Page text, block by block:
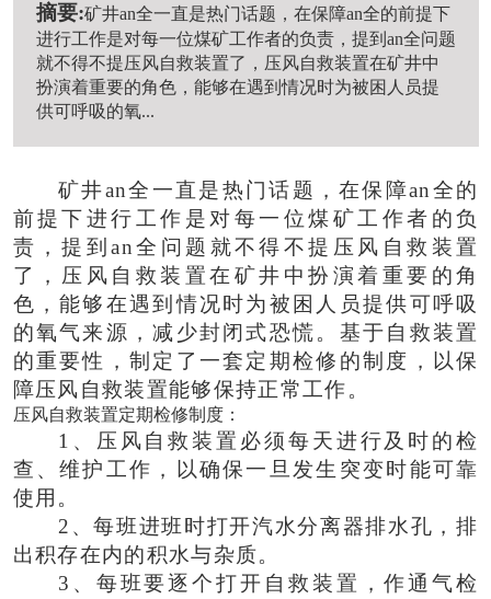
摘要:矿井an全一直是热门话题，在保障an全的前提下
进行工作是对每一位煤矿工作者的负责，提到an全问题
就不得不提压风自救装置了，压风自救装置在矿井中
扮演着重要的角色，能够在遇到情况时为被困人员提
供可呼吸的氧...
矿井an全一直是热门话题，在保障an全的
前提下进行工作是对每一位煤矿工作者的负
责，提到an全问题就不得不提压风自救装置
了，压风自救装置在矿井中扮演着重要的角
色，能够在遇到情况时为被困人员提供可呼吸
的氧气来源，减少封闭式恐慌。基于自救装置
的重要性，制定了一套定期检修的制度，以保
障压风自救装置能够保持正常工作。
压风自救装置定期检修制度：
1、压风自救装置必须每天进行及时的检
查、维护工作，以确保一旦发生突变时能可靠
使用。
2、每班进班时打开汽水分离器排水孔，排
出积存在内的积水与杂质。
3、每班要逐个打开自救装置，作通气检